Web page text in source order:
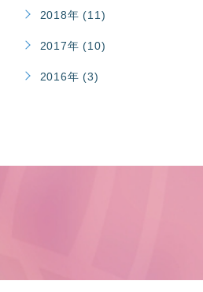
2018年 (11)
2017年 (10)
2016年 (3)